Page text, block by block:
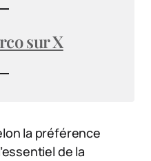
sur X
la préférence
de la